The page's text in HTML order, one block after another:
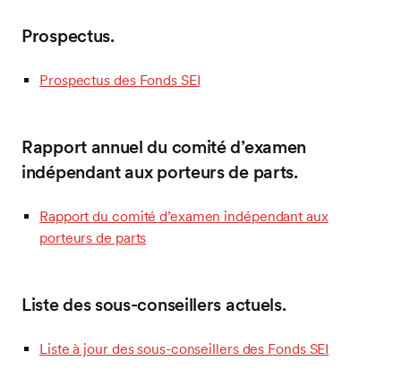
Prospectus.
Prospectus des Fonds SEI
Rapport annuel du comité d’examen
indépendant aux porteurs de parts.
Rapport du comité d’examen indépendant aux
porteurs de parts
Liste des sous-conseillers actuels.
Liste à jour des sous-conseillers des Fonds SEI